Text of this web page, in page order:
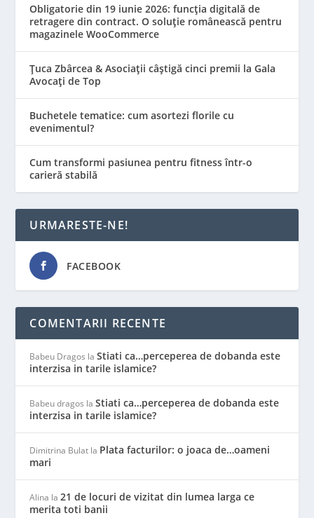
Obligatorie din 19 iunie 2026: funcția digitală de
retragere din contract. O soluție românească pentru
magazinele WooCommerce
Țuca Zbârcea & Asociații câștigă cinci premii la Gala
Avocați de Top
Buchetele tematice: cum asortezi florile cu
evenimentul?
Cum transformi pasiunea pentru fitness într-o
carieră stabilă
URMARESTE-NE!
FACEBOOK
COMENTARII RECENTE
Babeu Dragos laStiati ca…perceperea de dobanda este
interzisa in tarile islamice?
Babeu dragos laStiati ca…perceperea de dobanda este
interzisa in tarile islamice?
Dimitrina Bulat la Plata facturilor: o joaca de…oameni
mari
Alina la21 de locuri de vizitat din lumea larga ce
merita toti banii